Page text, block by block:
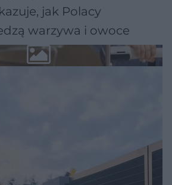
jak Polacy
warzywa i owoce